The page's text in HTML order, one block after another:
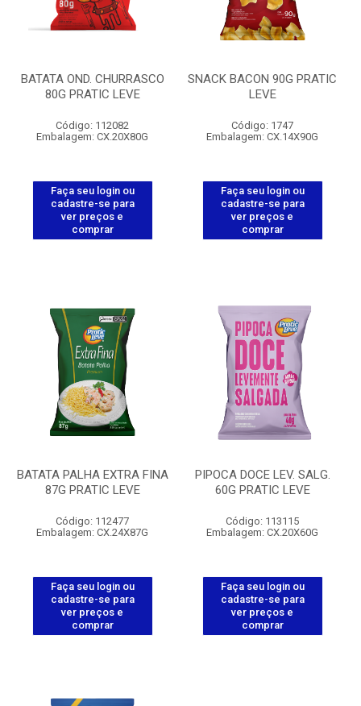
BATATA OND. CHURRASCO
80G PRATIC LEVE
Código: 112082
Embalagem: CX.20X80G
Faça seu login ou
cadastre-se para
ver preços e
comprar
SNACK BACON 90G PRATIC
LEVE
Código: 1747
Embalagem: CX.14X90G
Faça seu login ou
cadastre-se para
ver preços e
comprar
BATATA PALHA EXTRA FINA
87G PRATIC LEVE
Código: 112477
Embalagem: CX.24X87G
Faça seu login ou
cadastre-se para
ver preços e
comprar
PIPOCA DOCE LEV. SALG.
60G PRATIC LEVE
Código: 113115
Embalagem: CX.20X60G
Faça seu login ou
cadastre-se para
ver preços e
comprar